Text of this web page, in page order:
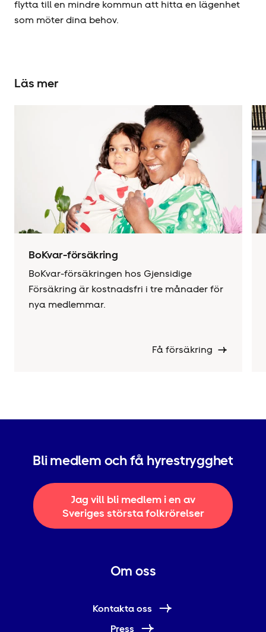
flytta till en mindre kommun att hitta en lägenhet
som möter dina behov.
Läs mer
BoKvar-försäkring
BoKvar-försäkringen hos Gjensidige
Försäkring är kostnadsfri i tre månader för
nya medlemmar.
Få försäkring
Bli medlem och få hyrestrygghet
Jag vill bli medlem i en av
Sveriges största folkrörelser
Om oss
Kontakta oss
Press